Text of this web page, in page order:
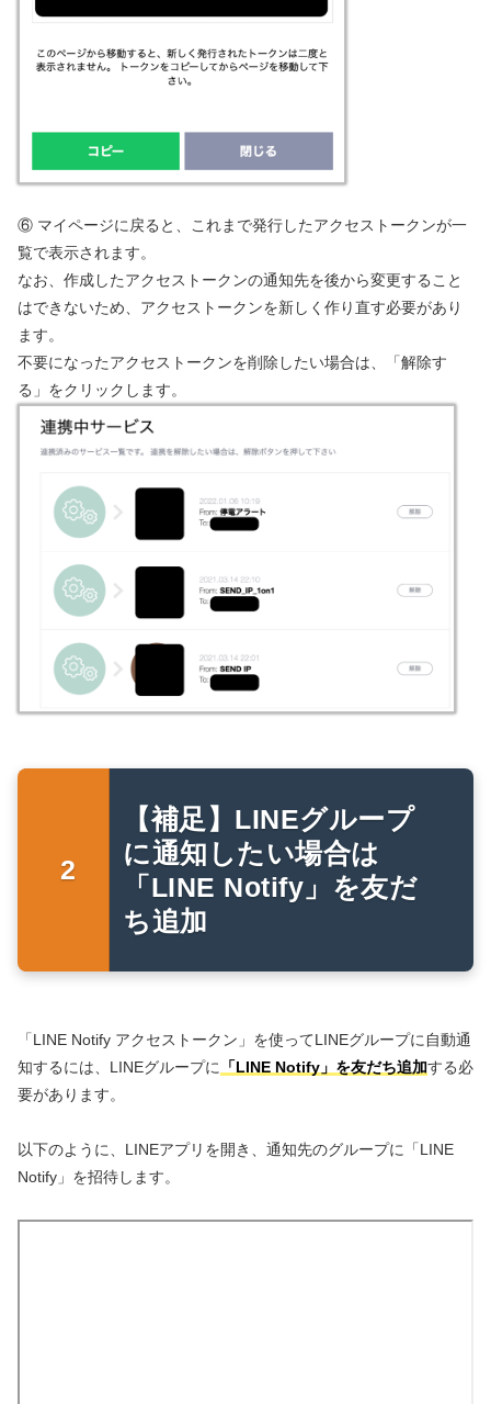
⑥ マイページに戻ると、これまで発行したアクセストークンが一
覧で表示されます。
なお、作成したアクセストークンの通知先を後から変更すること
はできないため、アクセストークンを新しく作り直す必要があり
ます。
不要になったアクセストークンを削除したい場合は、「解除す
る」をクリックします。
【補足】LINEグループ
に通知したい場合は
「LINE Notify」を友だ
ち追加
「LINE Notify アクセストークン」を使ってLINEグループに自動通
知するには、LINEグループに
「LINE Notify」を友だち追加する必
要があります。
以下のように、LINEアプリを開き、通知先のグループに「LINE
Notify」を招待します。